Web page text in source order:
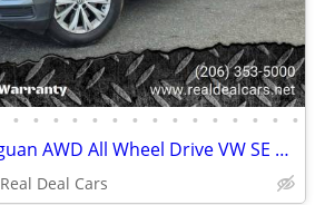
• • • • • • • • • • • • • • •
2019 Volkswagen Tiguan AWD All Wheel Drive VW SE 4Motion 4dr SUV SUV
Real Deal Cars